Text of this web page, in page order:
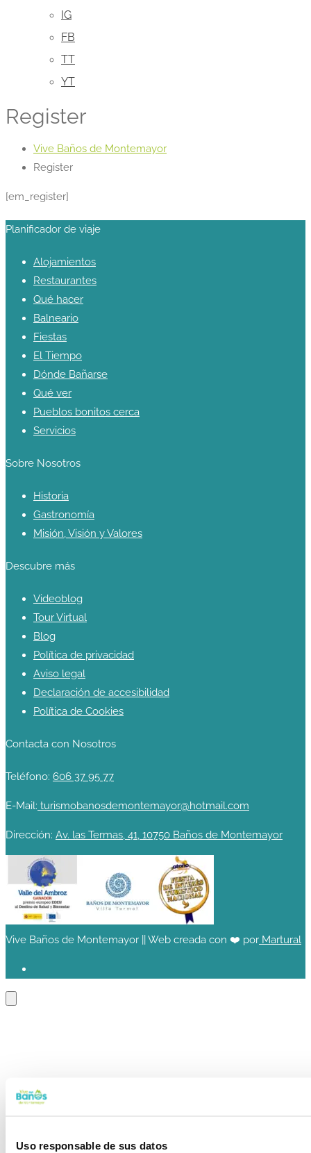
Uso responsable de sus datos
IG
FB
TT
YT
Register
Vive Baños de Montemayor
Register
[em_register]
Planificador de viaje
Alojamientos
Restaurantes
Qué hacer
Balneario
Fiestas
El Tiempo
Dónde Bañarse
Qué ver
Pueblos bonitos cerca
Servicios
Sobre Nosotros
Historia
Gastronomía
Misión, Visión y Valores
Descubre más
Videoblog
Tour Virtual
Blog
Política de privacidad
Aviso legal
Declaración de accesibilidad
Política de Cookies
Contacta con Nosotros
Teléfono: 606 37 95 77
E-Mail: turismobanosdemontemayor@hotmail.com
Dirección: Av. las Termas, 41, 10750 Baños de Montemayor
Vive Baños de Montemayor || Web creada con ❤️ por Martural